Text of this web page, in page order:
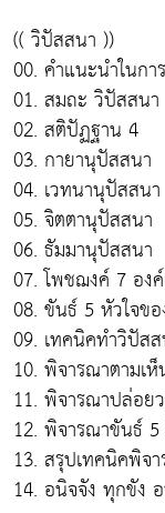
(( วิปัสสนา ))
00. คำแนะนำในกา
01. สมถะ วิปัสสนา
02. สติปัฏฐาน 4
03. กายานุปัสสนา
04. เวทนานุปัสสนา
05. จิตตานุปัสสนา
06. ธัมมานุปัสสนา
07. โพชฌงค์ 7 อง
08. ขันธ์ 5 หัวใจข
09. เทคนิคทำวิปัส
10. พิจารณาตามเห็
11. พิจารณาปล่อย
12. พิจารณาขันธ์
13. สรุปเทคนิคพิจ
14. อนิจจัง ทุกขัง